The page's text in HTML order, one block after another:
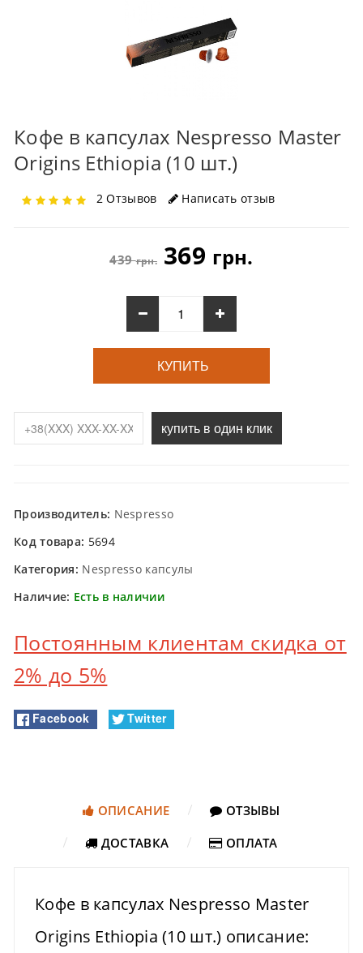
Кофе в капсулах Nespresso Master
Origins Ethiopia (10 шт.)
2 Отзывов Написать отзыв
439грн.369 грн.
КУПИТЬ
купить в один клик
Производитель: Nespresso
Код товара: 5694
Категория: Nespresso капсулы
Наличие: Есть в наличии
Постоянным клиентам скидка от
2% до 5%
Facebook Twitter
ОПИСАНИЕ
ОТЗЫВЫ
ДОСТАВКА
ОПЛАТА
Кофе в капсулах Nespresso Master
Origins Ethiopia (10 шт.) описание: